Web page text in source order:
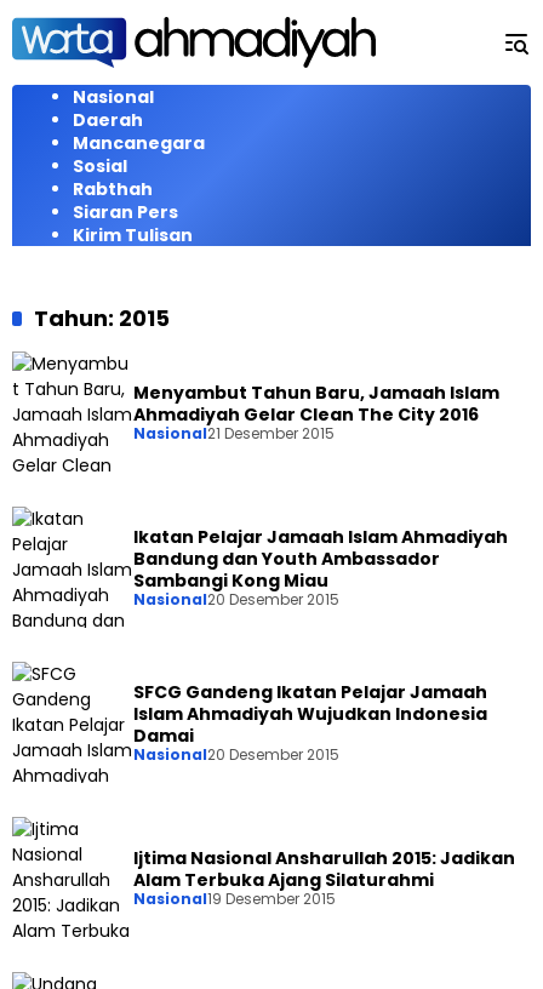
Langsung
konten
Nasional
Daerah
Mancanegara
Sosial
Rabthah
Siaran Pers
Kirim Tulisan
Tahun: 2015
Menyambut Tahun Baru, Jamaah Islam
Ahmadiyah Gelar Clean The City 2016
Nasional21 Desember 2015
Ikatan Pelajar Jamaah Islam Ahmadiyah
Bandung dan Youth Ambassador
Sambangi Kong Miau
Nasional20 Desember 2015
SFCG Gandeng Ikatan Pelajar Jamaah
Islam Ahmadiyah Wujudkan Indonesia
Damai
Nasional20 Desember 2015
Ijtima Nasional Ansharullah 2015: Jadikan
Alam Terbuka Ajang Silaturahmi
Nasional19 Desember 2015